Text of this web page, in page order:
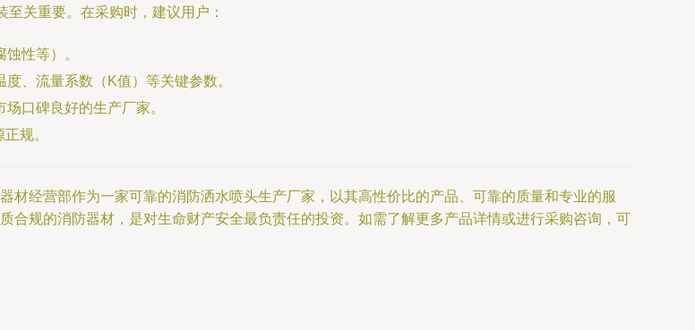
关重要。在采购时，建议用户：
性等）。
、流量系数（K值）等关键参数。
口碑良好的生产厂家。
规。
经营部作为一家可靠的消防洒水喷头生产厂家，以其高性价比的产品、可靠的质量和专业的服
合规的消防器材，是对生命财产安全最负责任的投资。如需了解更多产品详情或进行采购咨询，可